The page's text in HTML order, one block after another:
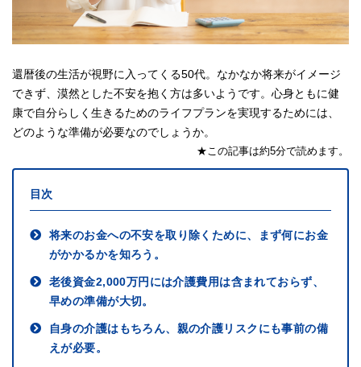
還暦後の生活が視野に入ってくる50代。なかなか将来がイメージ
できず、漠然とした不安を抱く方は多いようです。心身ともに健
康で自分らしく生きるためのライフプランを実現するためには、
どのような準備が必要なのでしょうか。
★この記事は約5分で読めます。
目次
将来のお金への不安を取り除くために、まず何にお金
がかかるかを知ろう。
老後資金2,000万円には介護費用は含まれておらず、
早めの準備が大切。
自身の介護はもちろん、親の介護リスクにも事前の備
えが必要。